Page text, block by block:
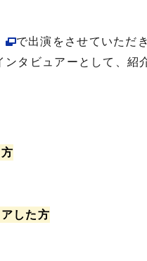
で出演をさせていただき
ンタビュアーとして、紹
した方